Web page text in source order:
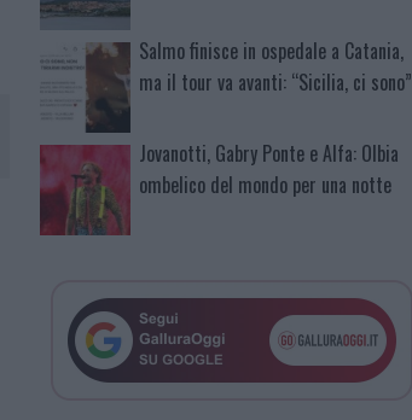
Salmo finisce in ospedale a Catania,
ma il tour va avanti: “Sicilia, ci sono”
Jovanotti, Gabry Ponte e Alfa: Olbia
ombelico del mondo per una notte